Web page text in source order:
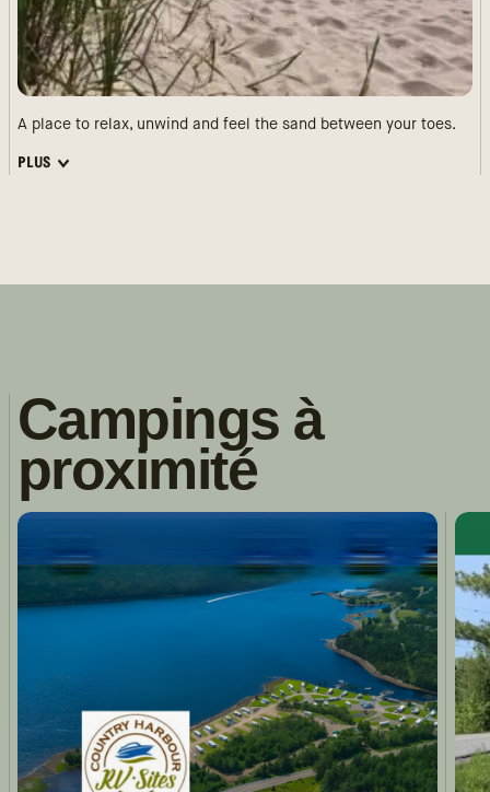
A place to relax, unwind and feel the sand between your toes.
PLUS
Campings à
proximité